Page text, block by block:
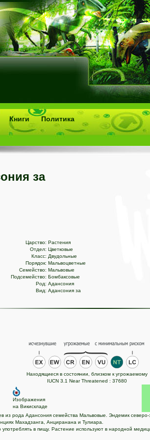
Книги Политика
за
Царство: Растения
Отдел: Цветковые
Класс: Двудольные
Порядок: Мальвоцветные
Семейство: Мальвовые
Подсемейство: Бомбаксовые
Род: Адансония
Вид: Адансония за
Находящиеся в состоянии, близком к угрожаемому
IUCN 3.1 Near Threatened : 37680
Изображения
на Викискладе
рода Адансония семейства Мальвовые. Эндемик северо-
Махадзанга, Анциранана и Тулиара.
в пищу. Растение используют в народной